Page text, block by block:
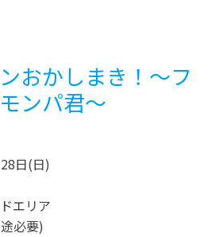
おかしまき！～フ
ンパ君～
日(日)
エリア
必要)